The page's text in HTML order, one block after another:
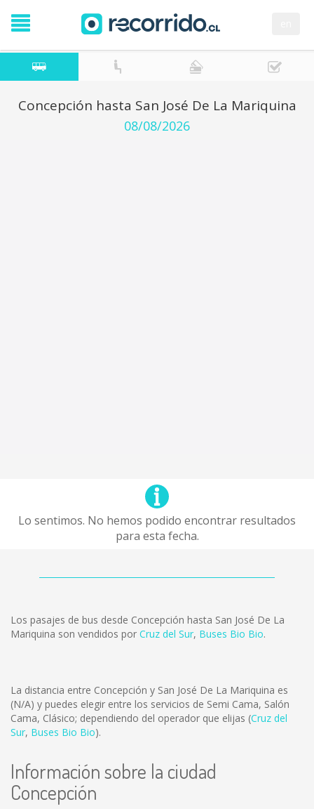
Concepción hasta San José De La Mariquina
08/08/2026
Lo sentimos. No hemos podido encontrar resultados
para esta fecha.
Los pasajes de bus desde Concepción hasta San José De La
Mariquina son vendidos por Cruz del Sur, Buses Bio Bio.
La distancia entre Concepción y San José De La Mariquina es
(N/A) y puedes elegir entre los servicios de Semi Cama, Salón
Cama, Clásico; dependiendo del operador que elijas (Cruz del
Sur, Buses Bio Bio).
Información sobre la ciudad
Concepción